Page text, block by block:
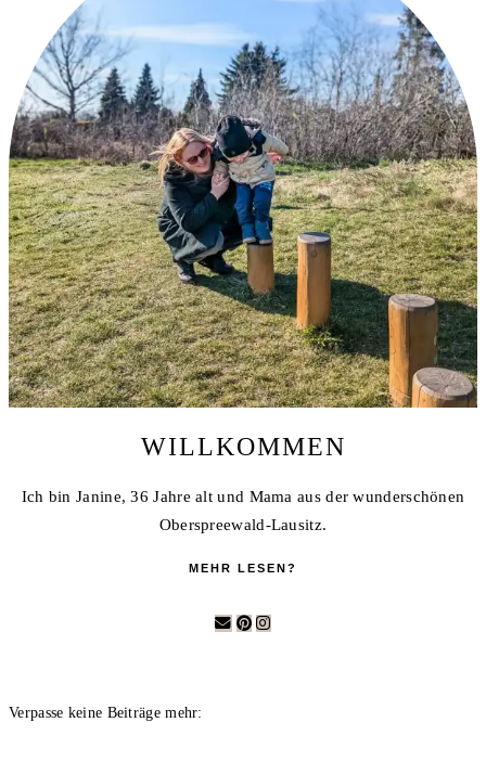
WILLKOMMEN
Ich bin Janine, 36 Jahre alt und Mama aus der wunderschönen
Oberspreewald-Lausitz.
MEHR LESEN?
Verpasse keine Beiträge mehr: